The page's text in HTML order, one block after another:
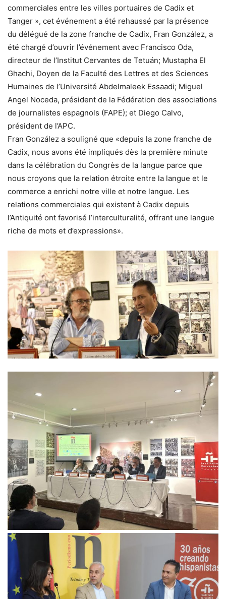
commerciales entre les villes portuaires de Cadix et
Tanger », cet événement a été rehaussé par la présence
du délégué de la zone franche de Cadix, Fran González, a
été chargé d’ouvrir l’événement avec Francisco Oda,
directeur de l’Institut Cervantes de Tetuán; Mustapha El
Ghachi, Doyen de la Faculté des Lettres et des Sciences
Humaines de l’Université Abdelmaleek Essaadi; Miguel
Angel Noceda, président de la Fédération des associations
de journalistes espagnols (FAPE); et Diego Calvo,
président de l’APC.
Fran González a souligné que «depuis la zone franche de
Cadix, nous avons été impliqués dès la première minute
dans la célébration du Congrès de la langue parce que
nous croyons que la relation étroite entre la langue et le
commerce a enrichi notre ville et notre langue. Les
relations commerciales qui existent à Cadix depuis
l’Antiquité ont favorisé l’interculturalité, offrant une langue
riche de mots et d’expressions».